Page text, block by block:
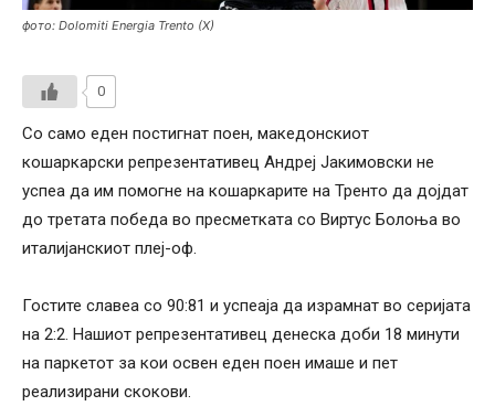
фото: Dolomiti Energia Trento (X)
0
Со само еден постигнат поен, македонскиот
кошаркарски репрезентативец Андреј Јакимовски не
успеа да им помогне на кошаркарите на Тренто да дојдат
до третата победа во пресметката со Виртус Болоња во
италијанскиот плеј-оф.
Гостите славеа со 90:81 и успеаја да израмнат во серијата
на 2:2. Нашиот репрезентативец денеска доби 18 минути
на паркетот за кои освен еден поен имаше и пет
реализирани скокови.